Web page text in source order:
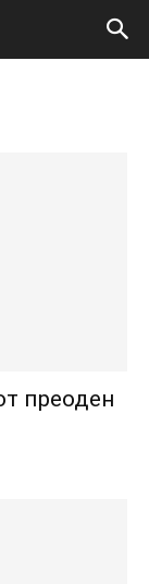
преоден